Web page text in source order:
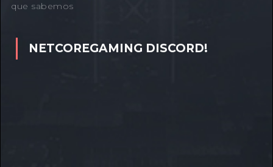
que sabemos
NETCOREGAMING DISCORD!